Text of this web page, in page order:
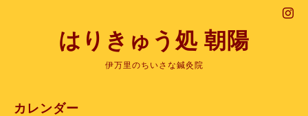
はりきゅう処 朝陽
伊万里のちいさな鍼灸院
カレンダー